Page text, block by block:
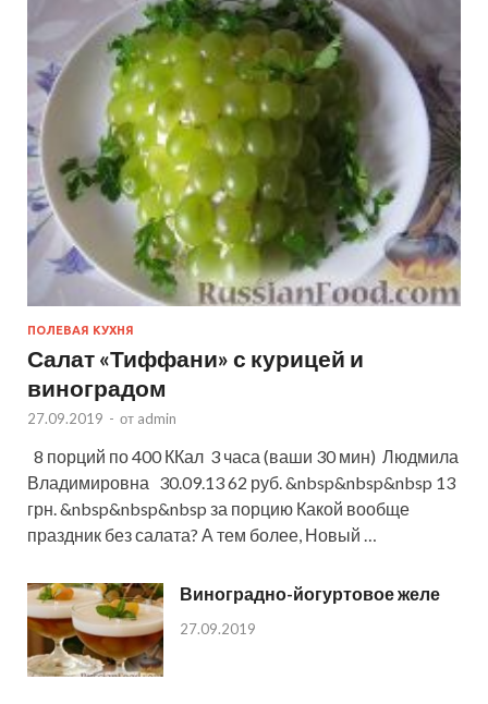
ПОЛЕВАЯ КУХНЯ
Салат «Тиффани» с курицей и
виноградом
27.09.2019 - от admin
8 порций по 400 ККал 3 часа (ваши 30 мин) Людмила
Владимировна 30.09.13 62 руб. &nbsp&nbsp&nbsp 13
грн. &nbsp&nbsp&nbsp за порцию Какой вообще
праздник без салата? А тем более, Новый …
Виноградно-йогуртовое желе
27.09.2019